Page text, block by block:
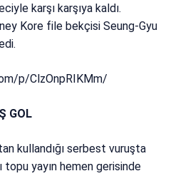
karşı karşıya kaldı.
Kore file bekçisi Seung-Gyu
p/ClzOnpRIKMm/
GOL
kullandığı serbest vuruşta
topu yayın hemen gerisinde